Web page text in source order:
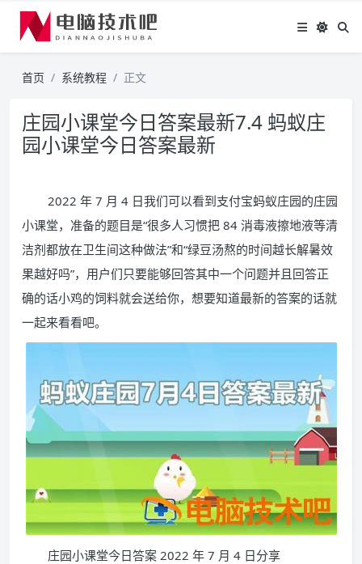
首页 系统教程 正文
庄园小课堂今日答案最新7.4 蚂蚁庄
园小课堂今日答案最新
2022 年 7 月 4 日我们可以看到支付宝蚂蚁庄园的庄园
小课堂，准备的题目是“很多人习惯把 84 消毒液擦地液等清
洁剂都放在卫生间这种做法”和“绿豆汤熬的时间越长解暑效
果越好吗”，用户们只要能够回答其中一个问题并且回答正
确的话小鸡的饲料就会送给你，想要知道最新的答案的话就
一起来看看吧。
庄园小课堂今日答案 2022 年 7 月 4 日分享